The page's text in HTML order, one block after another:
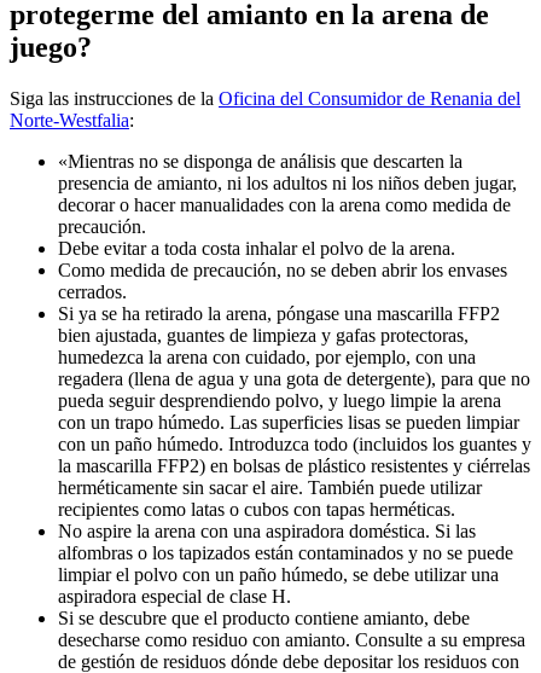
protegerme del amianto en la arena de
juego?
Siga las instrucciones de la Oficina del Consumidor de Renania del
Norte-Westfalia:
«Mientras no se disponga de análisis que descarten la
presencia de amianto, ni los adultos ni los niños deben jugar,
decorar o hacer manualidades con la arena como medida de
precaución.
Debe evitar a toda costa inhalar el polvo de la arena.
Como medida de precaución, no se deben abrir los envases
cerrados.
Si ya se ha retirado la arena, póngase una mascarilla FFP2
bien ajustada, guantes de limpieza y gafas protectoras,
humedezca la arena con cuidado, por ejemplo, con una
regadera (llena de agua y una gota de detergente), para que no
pueda seguir desprendiendo polvo, y luego limpie la arena
con un trapo húmedo. Las superficies lisas se pueden limpiar
con un paño húmedo. Introduzca todo (incluidos los guantes y
la mascarilla FFP2) en bolsas de plástico resistentes y ciérrelas
herméticamente sin sacar el aire. También puede utilizar
recipientes como latas o cubos con tapas herméticas.
No aspire la arena con una aspiradora doméstica. Si las
alfombras o los tapizados están contaminados y no se puede
limpiar el polvo con un paño húmedo, se debe utilizar una
aspiradora especial de clase H.
Si se descubre que el producto contiene amianto, debe
desecharse como residuo con amianto. Consulte a su empresa
de gestión de residuos dónde debe depositar los residuos con